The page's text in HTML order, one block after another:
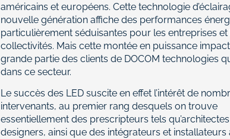
américains et européens. Cette technologie
nouvelle génération affiche des performances
particulièrement séduisantes pour les entreprises et
collectivités. Mais cette montée en puissance
grande partie des clients de DOCOM technologies
dans ce secteur.
Le succès des LED suscite en effet l’intérêt de
intervenants, au premier rang desquels on trouve
essentiellement des prescripteurs tels
designers, ainsi que des intégrateurs et installateurs